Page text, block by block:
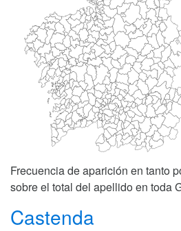
Frecuencia de aparición en tanto
sobre el total del apellido en toda
Castenda